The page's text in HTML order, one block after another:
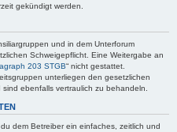
gekündigt werden.
und in dem Unterforum
Schweigepflicht. Eine Weitergabe an
203 STGB“ nicht gestattet.
unterliegen den gesetzlichen
ebenfalls vertraulich zu behandeln.
dem Betreiber ein einfaches, zeitlich und